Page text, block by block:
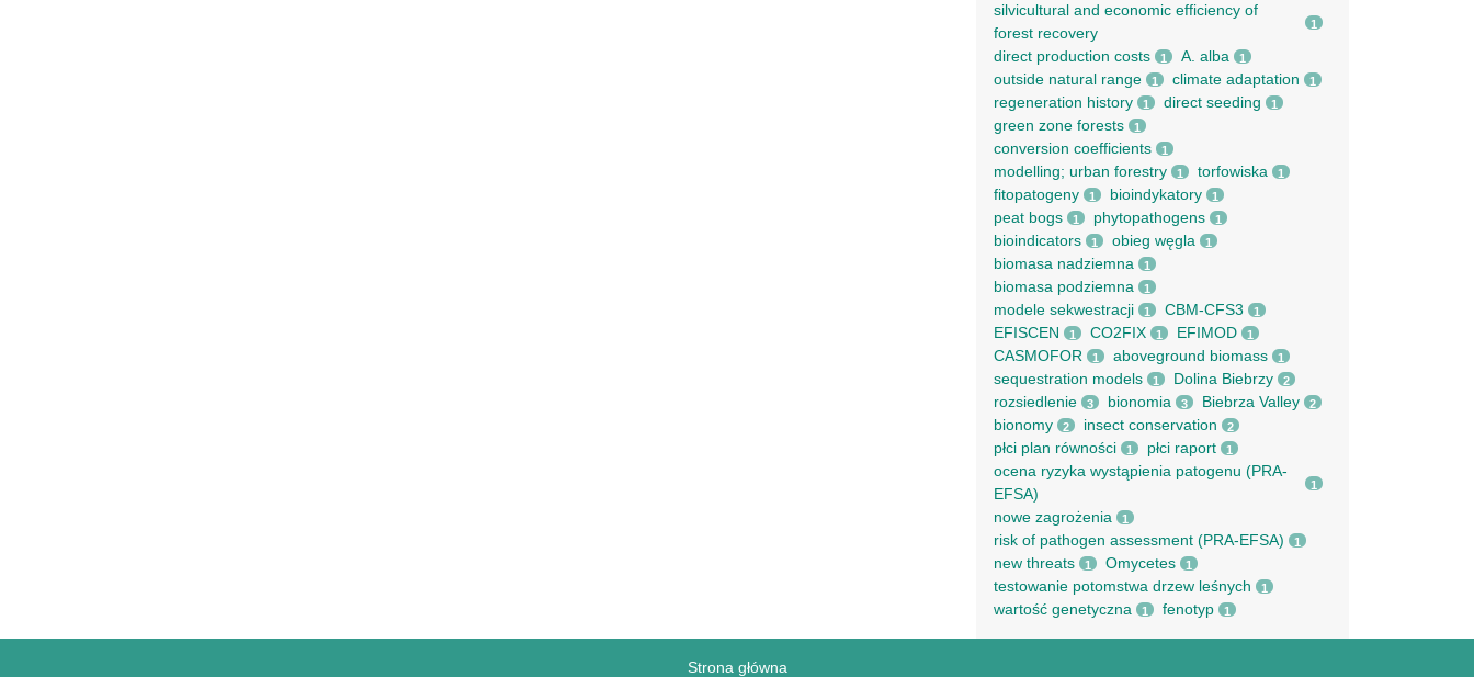
silvicultural and economic efficiency of
forest recovery
1
direct production costs 1 A. alba 1
outside natural range 1 climate adaptation 1
regeneration history 1 direct seeding 1
green zone forests 1
conversion coefficients 1
modelling; urban forestry 1 torfowiska 1
fitopatogeny 1 bioindykatory 1
peat bogs 1 phytopathogens 1
bioindicators 1 obieg węgla 1
biomasa nadziemna 1
biomasa podziemna 1
modele sekwestracji 1 CBM-CFS3 1
EFISCEN 1 CO2FIX 1 EFIMOD 1
CASMOFOR 1 aboveground biomass 1
sequestration models 1 Dolina Biebrzy 2
rozsiedlenie 3 bionomia 3 Biebrza Valley 2
bionomy 2 insect conservation 2
płci plan równości 1 płci raport 1
ocena ryzyka wystąpienia patogenu (PRA-
EFSA)
1
nowe zagrożenia 1
risk of pathogen assessment (PRA-EFSA) 1
new threats 1 Omycetes 1
testowanie potomstwa drzew leśnych 1
wartość genetyczna 1 fenotyp 1
Strona główna